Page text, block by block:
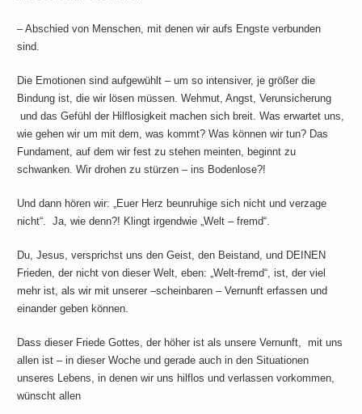
– Abschied von Menschen, mit denen wir aufs Engste verbunden
sind.
Die Emotionen sind aufgewühlt – um so intensiver, je größer die
Bindung ist, die wir lösen müssen. Wehmut, Angst, Verunsicherung
und das Gefühl der Hilflosigkeit machen sich breit. Was erwartet uns,
wie gehen wir um mit dem, was kommt? Was können wir tun? Das
Fundament, auf dem wir fest zu stehen meinten, beginnt zu
schwanken. Wir drohen zu stürzen – ins Bodenlose?!
Und dann hören wir: „Euer Herz beunruhige sich nicht und verzage
nicht“. Ja, wie denn?! Klingt irgendwie „Welt – fremd“.
Du, Jesus, versprichst uns den Geist, den Beistand, und DEINEN
Frieden, der nicht von dieser Welt, eben: „Welt-fremd“, ist, der viel
mehr ist, als wir mit unserer –scheinbaren – Vernunft erfassen und
einander geben können.
Dass dieser Friede Gottes, der höher ist als unsere Vernunft, mit uns
allen ist – in dieser Woche und gerade auch in den Situationen
unseres Lebens, in denen wir uns hilflos und verlassen vorkommen,
wünscht allen